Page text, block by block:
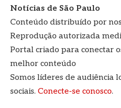
Notícias de São Paulo
Conteúdo distribuído por
Reprodução autorizada
Portal criado para conectar
melhor conteúdo
Somos líderes de audiência
sociais. Conecte-se conosco.